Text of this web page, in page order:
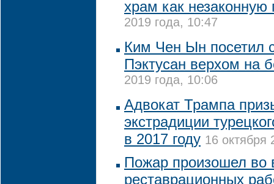
храм как незаконную
2019 года, 10:47
Ким Чен Ын посетил
Пэктусан верхом на
2019 года, 10:06
Адвокат Трампа
экстрадиции
в 2017 году 16 октября
Пожар произошел во
реставрационных